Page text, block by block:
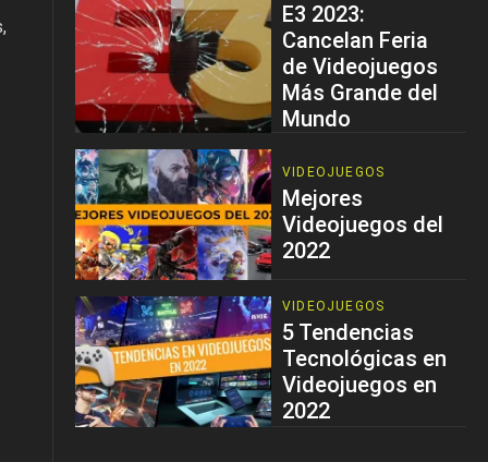
E3 2023:
Cancelan Feria
de Videojuegos
Más Grande del
Mundo
VIDEOJUEGOS
Mejores
Videojuegos del
2022
VIDEOJUEGOS
5 Tendencias
Tecnológicas en
Videojuegos en
2022